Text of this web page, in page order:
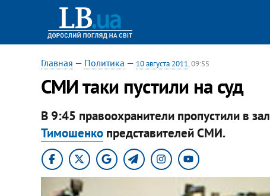
Главная — Политика — 10 августа 2011, 09:55
СМИ таки пустили на суд
В 9:45 правоохранители пропустили в
Тимошенкопредставителей СМИ.